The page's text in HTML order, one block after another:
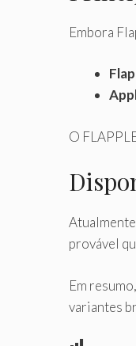
Embora
O
provável
Em
variantes